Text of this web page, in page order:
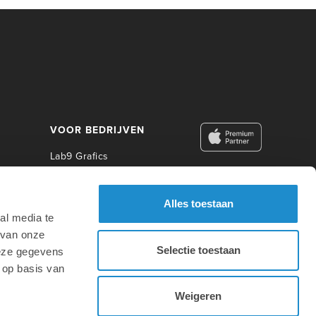
media te
onze
gegevens
basis van
Alles toestaan
Selectie toestaan
Weigeren
VOOR BEDRIJVEN
Lab9 Grafics
Lab9 Academy
VOOR ONDERWIJS